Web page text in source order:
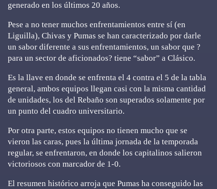
generado en los últimos 20 años.
Pese a no tener muchos enfrentamientos entre sí (en
Liguilla), Chivas y Pumas se han caracterizado por darle
un sabor diferente a sus enfrentamientos, un sabor que ?
para un sector de aficionados? tiene “sabor” a Clásico.
Es la llave en donde se enfrenta el 4 contra el 5 de la tabla
general, ambos equipos llegan casi con la misma cantidad
de unidades, los del Rebaño son superados solamente por
un punto del cuadro universitario.
Por otra parte, estos equipos no tienen mucho que se
vieron las caras, pues la última jornada de la temporada
regular, se enfrentaron, en donde los capitalinos salieron
victoriosos con marcador de 1-0.
El resumen histórico arroja que Pumas ha conseguido las